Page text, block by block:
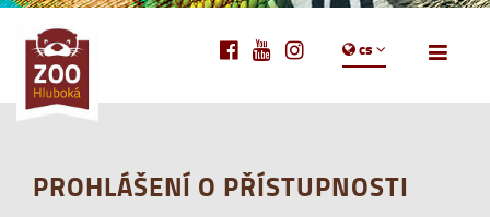
cs
PROHLÁŠENÍ O PŘÍSTUPNOSTI